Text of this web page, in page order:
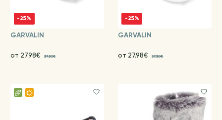
-25%
GARVALIN
от 27.98€ 37.30€
-25%
GARVALIN
от 27.98€ 37.30€